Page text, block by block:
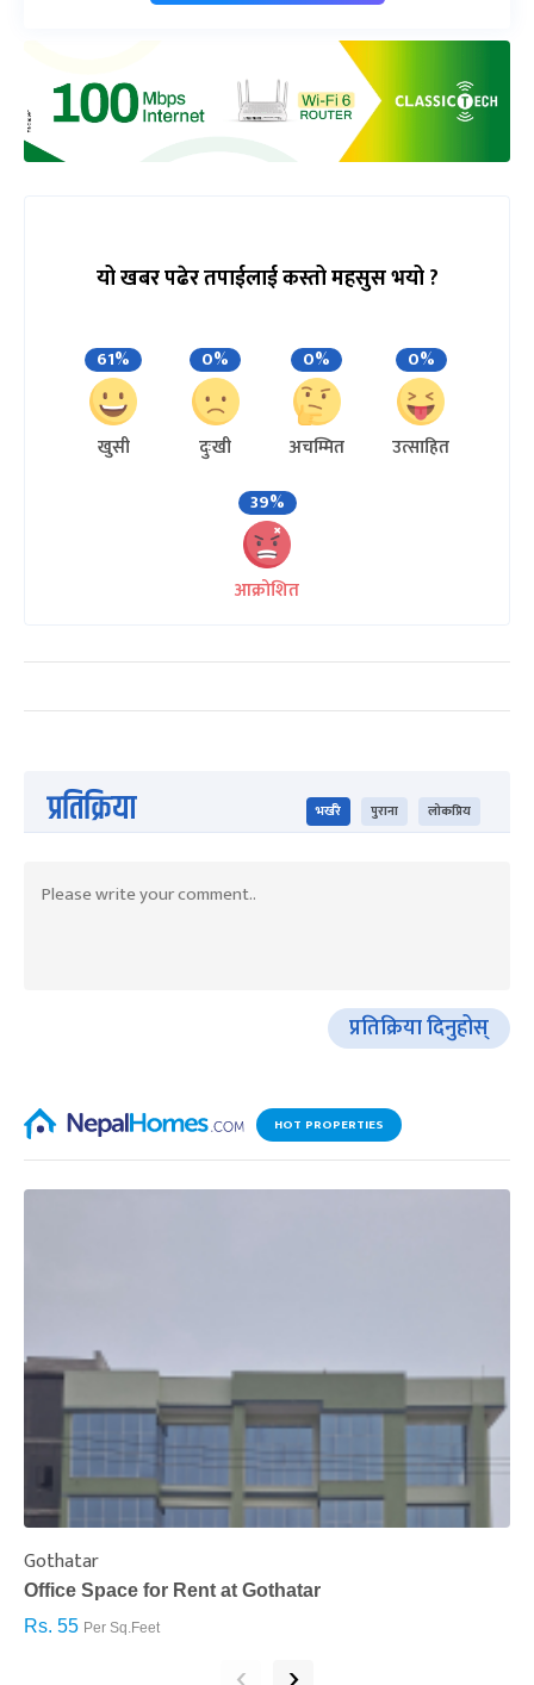
यो खबर पढेर तपाईलाई कस्तो महसुस भयो ?
61%
खुसी
0%
दुःखी
0%
अचम्मित
0%
उत्साहित
39%
आक्रोशित
प्रतिक्रिया भर्खरै पुराना लोकप्रिय
प्रतिक्रिया दिनुहोस्
HOT PROPERTIES
Gothatar
Office Space for Rent at Gothatar
Rs. 55 Per Sq.Feet